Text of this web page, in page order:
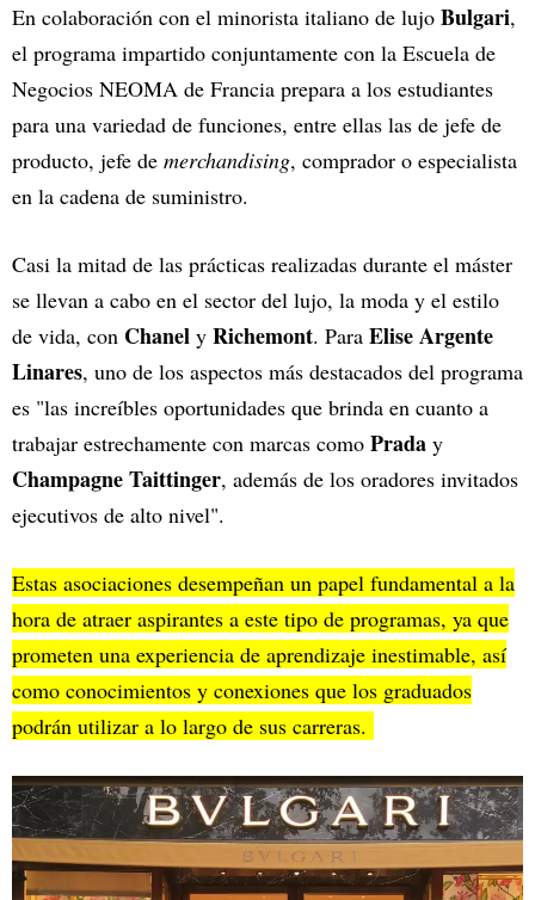
En colaboración con el minorista italiano de lujo Bulgari,
el programa impartido conjuntamente con la Escuela de
Negocios NEOMA de Francia prepara a los estudiantes
para una variedad de funciones, entre ellas las de jefe de
producto, jefe de merchandising, comprador o especialista
en la cadena de suministro.
Casi la mitad de las prácticas realizadas durante el máster
se llevan a cabo en el sector del lujo, la moda y el estilo
de vida, con Chanel y Richemont. Para Elise Argente
Linares, uno de los aspectos más destacados del programa
es "las increíbles oportunidades que brinda en cuanto a
trabajar estrechamente con marcas como Prada y
Champagne Taittinger, además de los oradores invitados
ejecutivos de alto nivel".
Estas asociaciones desempeñan un papel fundamental a la
hora de atraer aspirantes a este tipo de programas, ya que
prometen una experiencia de aprendizaje inestimable, así
como conocimientos y conexiones que los graduados
podrán utilizar a lo largo de sus carreras.